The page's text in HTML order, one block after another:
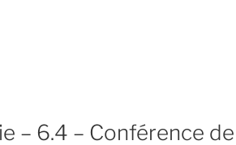
– 6.4 – Conférence de